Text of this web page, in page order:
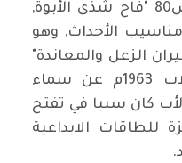
معلقاً الكاتب الناجي في ص80 "فاح شذى الأبوة,
الأحداث, وهو
الزعل والمعاندة"
حيث انكشفت ادخنة انقلاب 1963م عن سماء
الأب كان سببا في تفتح
الابداعية